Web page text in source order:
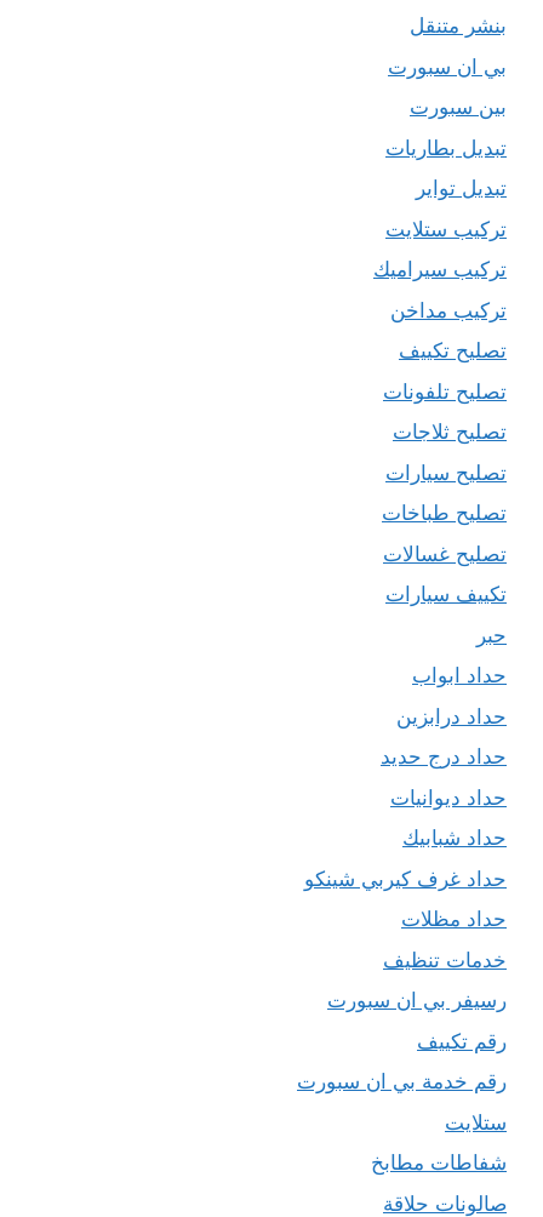
بنشر متنقل
بي ان سبورت
بين سبورت
تبديل بطاريات
تبديل تواير
تركيب ستلايت
تركيب سيراميك
تركيب مداخن
تصليح تكييف
تصليح تلفونات
تصليح ثلاجات
تصليح سيارات
تصليح طباخات
تصليح غسالات
تكييف سيارات
حبر
حداد ابواب
حداد درابزين
حداد درج حديد
حداد ديوانيات
حداد شبابيك
حداد غرف كيربي شينكو
حداد مظلات
خدمات تنظيف
رسيفر بي ان سبورت
رقم تكييف
رقم خدمة بي ان سبورت
ستلايت
شفاطات مطابخ
صالونات حلاقة